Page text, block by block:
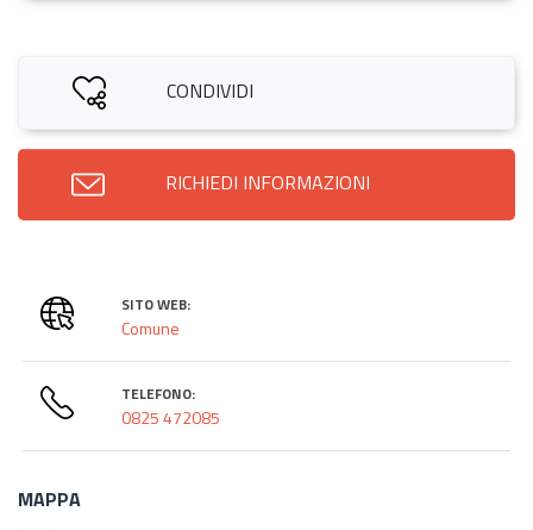
CONDIVIDI
RICHIEDI INFORMAZIONI
SITO WEB:
Comune
TELEFONO:
0825 472085
MAPPA